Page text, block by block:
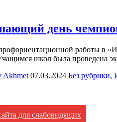
день
работы в
школ была проведена
Akhmet 07.03.2024 Без рубрики,
для слабовидящих